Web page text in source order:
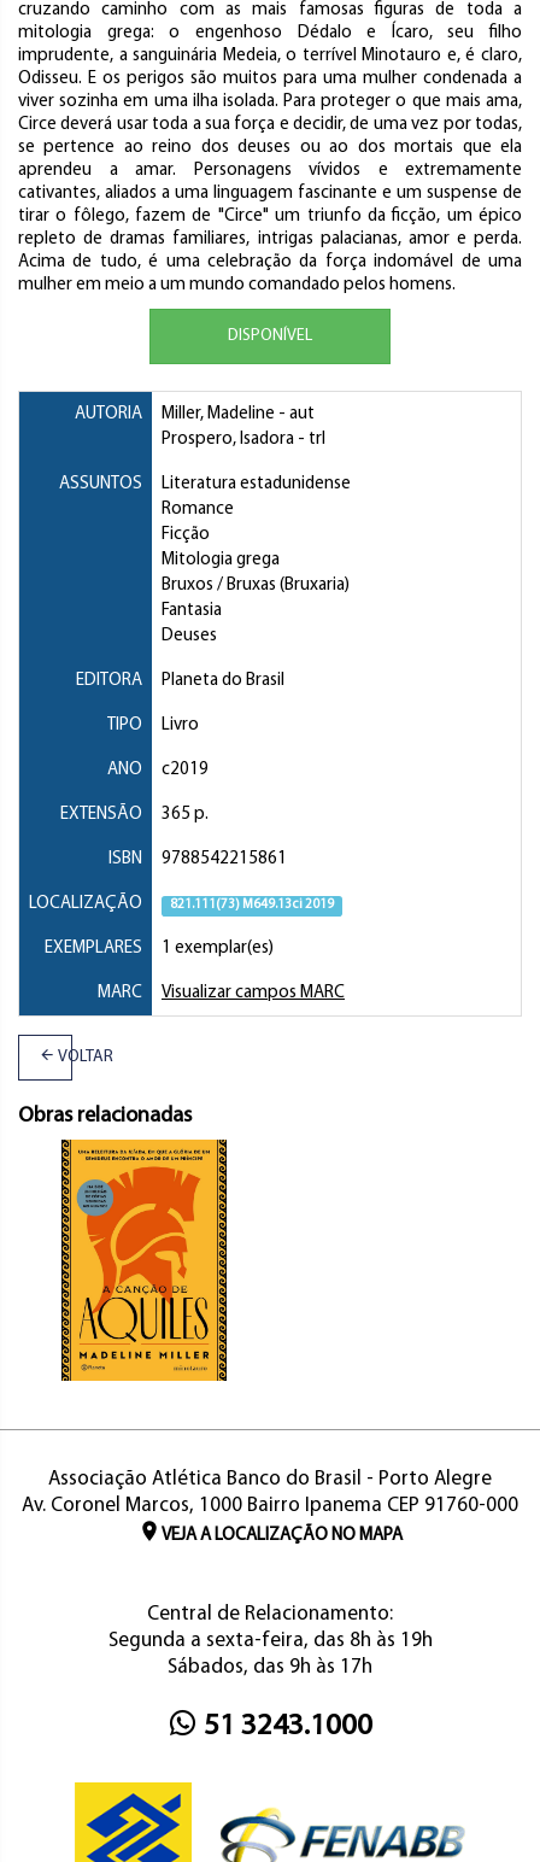
cruzando caminho com as mais famosas figuras de toda a
mitologia grega: o engenhoso Dédalo e Ícaro, seu filho
imprudente, a sanguinária Medeia, o terrível Minotauro e, é claro,
Odisseu. E os perigos são muitos para uma mulher condenada a
viver sozinha em uma ilha isolada. Para proteger o que mais ama,
Circe deverá usar toda a sua força e decidir, de uma vez por todas,
se pertence ao reino dos deuses ou ao dos mortais que ela
aprendeu a amar. Personagens vívidos e extremamente
cativantes, aliados a uma linguagem fascinante e um suspense de
tirar o fôlego, fazem de "Circe" um triunfo da ficção, um épico
repleto de dramas familiares, intrigas palacianas, amor e perda.
Acima de tudo, é uma celebração da força indomável de uma
mulher em meio a um mundo comandado pelos homens.
DISPONÍVEL
AUTORIA Miller, Madeline - aut
Prospero, Isadora - trl
ASSUNTOS
Literatura estadunidense
Romance
Ficção
Mitologia grega
Bruxos / Bruxas (Bruxaria)
Fantasia
Deuses
EDITORA Planeta do Brasil
TIPO Livro
ANO c2019
EXTENSÃO 365 p.
ISBN 9788542215861
LOCALIZAÇÃO 821.111(73) M649.13ci 2019
EXEMPLARES 1 exemplar(es)
MARC Visualizar campos MARC
VOLTAR
Obras relacionadas
Associação Atlética Banco do Brasil - Porto Alegre
Av. Coronel Marcos, 1000 Bairro Ipanema CEP 91760-000
VEJA A LOCALIZAÇÃO NO MAPA
Central de Relacionamento:
Segunda a sexta-feira, das 8h às 19h
Sábados, das 9h às 17h
51 3243.1000